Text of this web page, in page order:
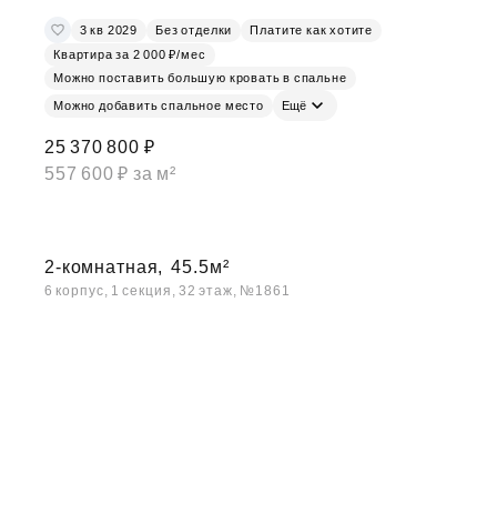
3 кв 2029 Без отделки
Платите как хотите
Квартира за 2 000 ₽/мес
Можно поставить большую кровать в спальне
Можно добавить спальное место Ещё
25 370 800 ₽
557 600 ₽ за м²
2-комнатная, 45.5м²
6 корпус, 1 секция, 32 этаж, №1861